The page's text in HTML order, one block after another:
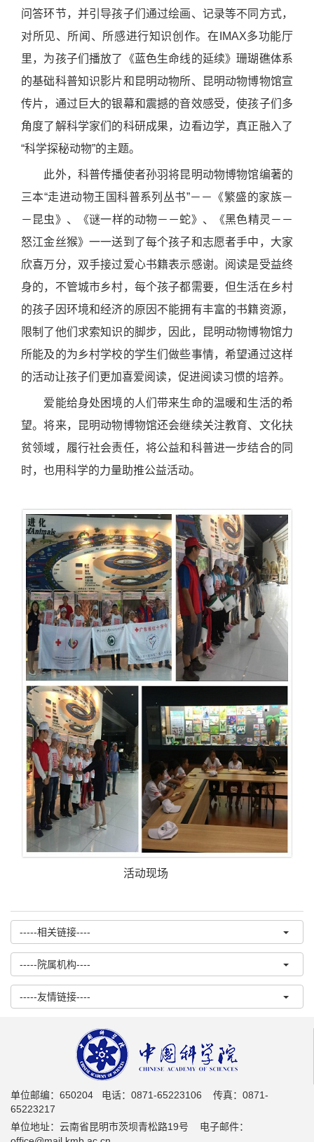
问答环节，并引导孩子们通过绘画、记录等不同方式，
对所见、所闻、所感进行知识创作。在IMAX多功能厅
里，为孩子们播放了《蓝色生命线的延续》珊瑚礁体系
的基础科普知识影片和昆明动物所、昆明动物博物馆宣
传片，通过巨大的银幕和震撼的音效感受，使孩子们多
角度了解科学家们的科研成果，边看边学，真正融入了
“科学探秘动物”的主题。
此外，科普传播使者孙羽将昆明动物博物馆编著的
三本“走进动物王国科普系列丛书”－－《繁盛的家族－
－昆虫》、《谜一样的动物－－蛇》、《黑色精灵－－
怒江金丝猴》一一送到了每个孩子和志愿者手中，大家
欣喜万分，双手接过爱心书籍表示感谢。阅读是受益终
身的，不管城市乡村，每个孩子都需要，但生活在乡村
的孩子因环境和经济的原因不能拥有丰富的书籍资源，
限制了他们求索知识的脚步，因此，昆明动物博物馆力
所能及的为乡村学校的学生们做些事情，希望通过这样
的活动让孩子们更加喜爱阅读，促进阅读习惯的培养。
爱能给身处困境的人们带来生命的温暖和生活的希
望。将来，昆明动物博物馆还会继续关注教育、文化扶
贫领域，履行社会责任，将公益和科普进一步结合的同
时，也用科学的力量助推公益活动。
活动现场
-----相关链接----
-----院属机构----
-----友情链接----
单位邮编：650204 电话：0871-65223106 传真：0871-
65223217
单位地址：云南省昆明市茨坝青松路19号 电子邮件：